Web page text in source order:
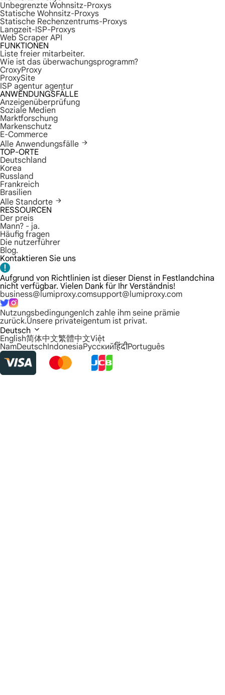
Unbegrenzte Wohnsitz-Proxys
Statische Wohnsitz-Proxys
Statische Rechenzentrums-Proxys
Langzeit-ISP-Proxys
Web Scraper API
FUNKTIONEN
Liste freier mitarbeiter.
Wie ist das überwachungsprogramm?
CroxyProxy
ProxySite
ISP agentur agentur
ANWENDUNGSFÄLLE
Anzeigenüberprüfung
Soziale Medien
Marktforschung
Markenschutz
E-Commerce
Alle Anwendungsfälle
TOP-ORTE
Deutschland
Korea
Russland
Frankreich
Brasilien
Alle Standorte
RESSOURCEN
Der preis
Mann? - ja.
Häufig fragen
Die nutzerführer
Blog.
Kontaktieren Sie uns
Aufgrund von Richtlinien ist dieser Dienst in Festlandchina
nicht verfügbar. Vielen Dank für Ihr Verständnis!
business@lumiproxy.comsupport@lumiproxy.com
NutzungsbedingungenIch zahle ihm seine prämie
zurück.Unsere privateigentum ist privat.
Deutsch
English简体中文繁體中文Việt
NamDeutschIndonesiaРусскийहिंदीPortuguês